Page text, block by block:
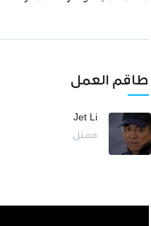
طاقم العمل
Jet Li
ممثل